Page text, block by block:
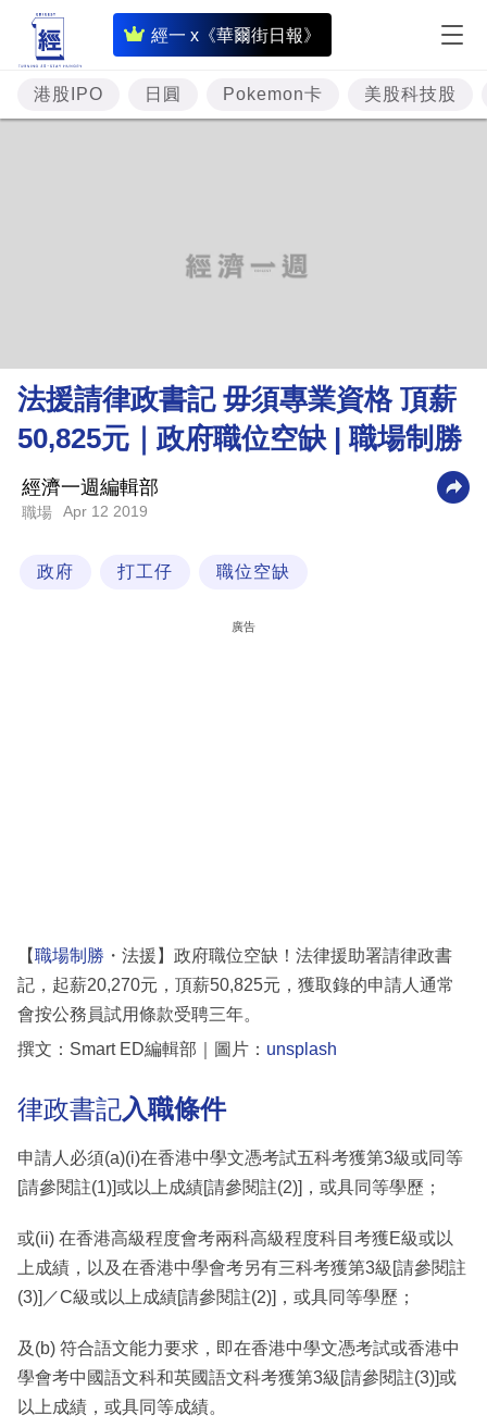
經一 x《華爾街日報》
即
時
財
經
理
財
業
科
區
港股IPO 日圓 Pokemon卡 美股科技股
法援請律政書記 毋須專業資格 頂薪
50,825元｜政府職位空缺 | 職場制勝
經濟一週編輯部
職場 Apr 12 2019
政府 打工仔 職位空缺
廣告
【職場制勝 ・法援】政府職位空缺！法律援助署請律政書
記，起薪20,270元，頂薪50,825元，獲取錄的申請人通常
會按公務員試用條款受聘三年。
撰文：Smart ED編輯部｜圖片： unsplash
律政書記入職條件
申請人必須(a)(i)在香港中學文憑考試五科考獲第3級或同等
[請參閱註(1)]或以上成績[請參閱註(2)]，或具同等學歷；
或(ii) 在香港高級程度會考兩科高級程度科目考獲E級或以
上成績，以及在香港中學會考另有三科考獲第3級[請參閱註
(3)]／C級或以上成績[請參閱註(2)]，或具同等學歷；
及(b) 符合語文能力要求，即在香港中學文憑考試或香港中
學會考中國語文科和英國語文科考獲第3級[請參閱註(3)]或
以上成績，或具同等成績。